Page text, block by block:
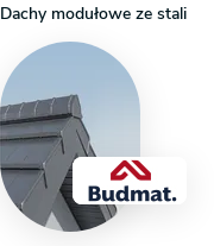
Dachy modułowe ze stali